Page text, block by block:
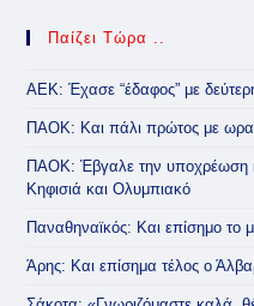
Παίζει Τώρα ..
ΑΕΚ: Έχασε “έδαφος” με
ΠΑΟΚ: Και πάλι πρώτος με
ΠΑΟΚ: Έβγαλε την υποχρέωση
Κηφισιά και Ολυμπιακό
Παναθηναϊκός: Και επίσημο το
Άρης: Και επίσημα τέλος ο